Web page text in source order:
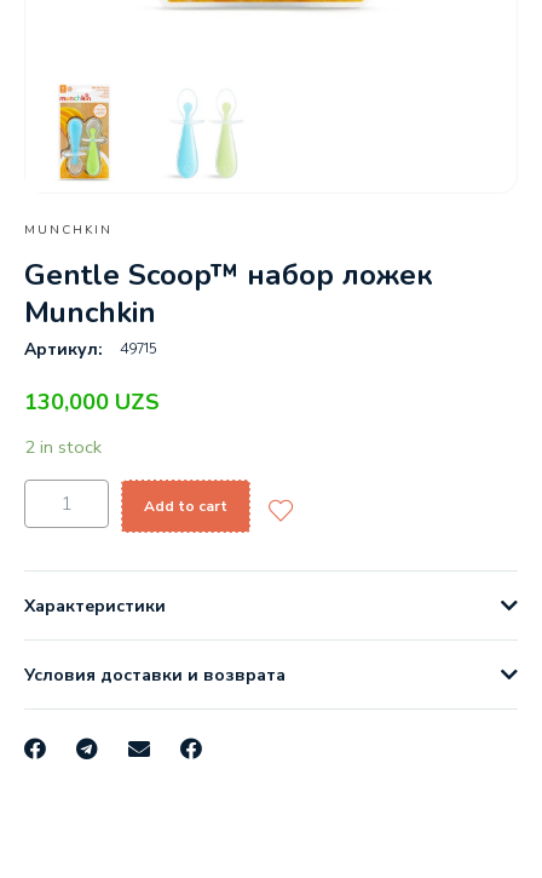
MUNCHKIN
Gentle Scoop™ набор ложек
Munchkin
Артикул: 49715
130,000 UZS
2 in stock
Add to cart
Характеристики
Условия доставки и возврата